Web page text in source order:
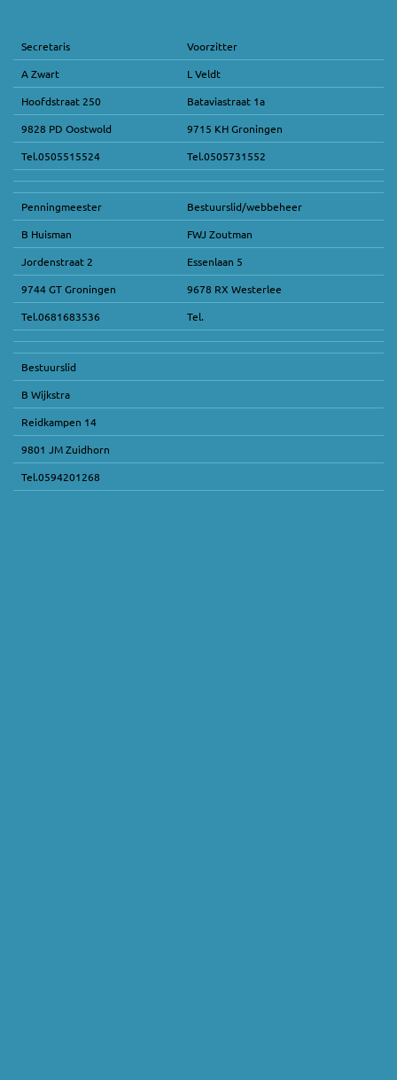
Secretaris
Voorzitter
A Zwart
L Veldt
Hoofdstraat 250
Bataviastraat 1a
9828 PD Oostwold
9715 KH Groningen
Tel.0505515524
Tel.0505731552
Penningmeester
Bestuurslid/webbeheer
B Huisman
FWJ Zoutman
Jordenstraat 2
Essenlaan 5
9744 GT Groningen
9678 RX Westerlee
Tel.0681683536
Tel.
Bestuurslid
B Wijkstra
Reidkampen 14
9801 JM Zuidhorn
Tel.0594201268